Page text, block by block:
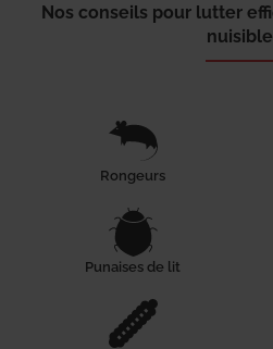
Nos conseils pour lutter
Rongeurs
Punaises de lit